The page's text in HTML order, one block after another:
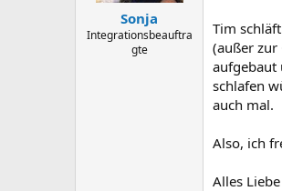
Sonja
Integrationsbeauftra
gte
Tim
(außer zur
aufgebaut
schlafen
auch mal.
Also, ich
Alles Liebe